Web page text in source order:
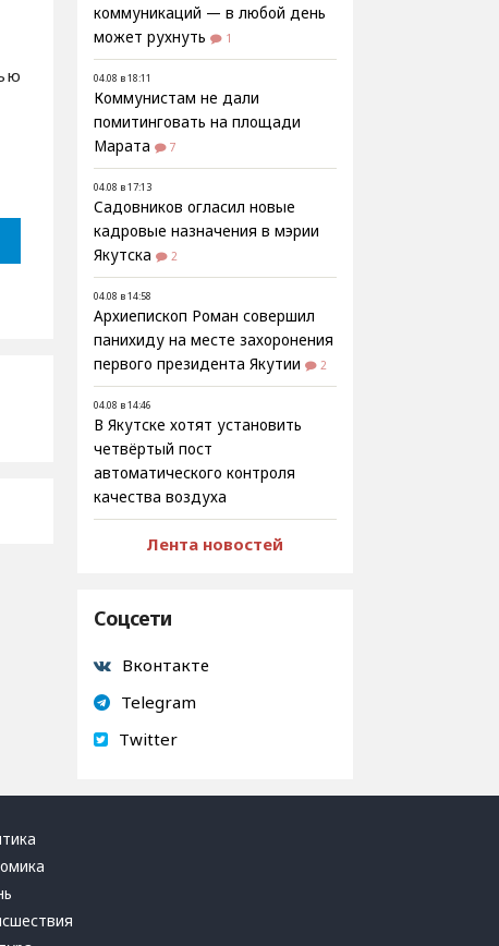
коммуникаций — в любой день
может рухнуть
1
04.08 в 18:11
Коммунистам не дали
помитинговать на площади
Марата
7
04.08 в 17:13
Садовников огласил новые
кадровые назначения в мэрии
Якутска
2
04.08 в 14:58
Архиепископ Роман совершил
панихиду на месте захоронения
первого президента Якутии
2
04.08 в 14:46
В Якутске хотят установить
четвёртый пост
автоматического контроля
качества воздуха
Лента новостей
Соцсети
Вконтакте
Telegram
Twitter